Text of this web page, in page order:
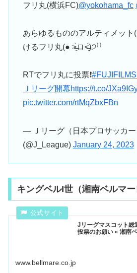
フリ丸(横浜FC)@yokohama_fc
あらゆるもののアルティメット
けるフリ丸(● ˃̶͈̀ロ˂̶͈́)੭⁾⁾
RTでフリ丸に投票❗
Ｊリーグ開幕https://t.co/
pic.twitter.com/rtMqZbxFBn
— Ｊリーグ（日本プロサッカー
(@J_League) January 24, 2023
キングベルI世（湘南ベルマー
Jリーグマスコット
投票のお願い « 湘南
www.bellmare.co.jp